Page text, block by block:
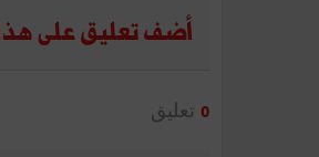
أضف تعليق على
0 تعليق